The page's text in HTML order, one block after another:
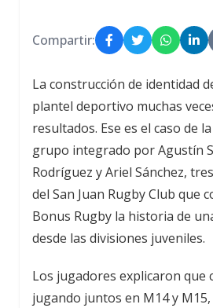
Compartir:
La construcción de identidad
plantel deportivo muchas
resultados. Ese es el caso de
grupo integrado por Agustín
Rodríguez y Ariel Sánchez,
del San Juan Rugby Club que
Bonus Rugby la historia de
desde las divisiones juveniles.
Los jugadores explicaron que
jugando juntos en M14 y